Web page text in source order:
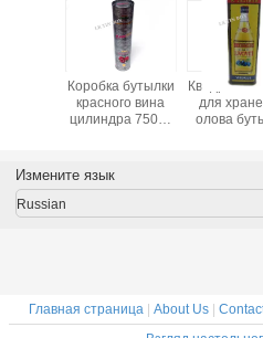
внутри
Коробка бутылки
красного вина
цилиндра 750ml
крышку и
выбивать
для
олова
Измените язык
Russian
Главная страница About Us